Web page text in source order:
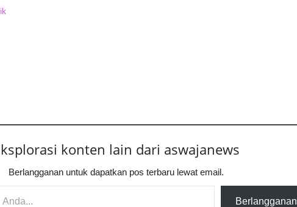
konten lain dari aswajanews
Berlangganan untuk dapatkan pos terbaru lewat email.
Berlangganan